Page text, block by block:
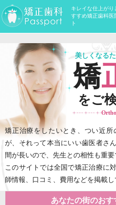
キレイな仕上がり
すすめ矯正歯科医
ト
美しくなる
矯
をご
矯正治療をしたいとき、つい近
が、それって本当にいい歯医者さ
間が長いので、先生との相性も重要
このサイトでは全国で矯正治療に
師情報、口コミ、費用などを掲載し
あなたの街のおす